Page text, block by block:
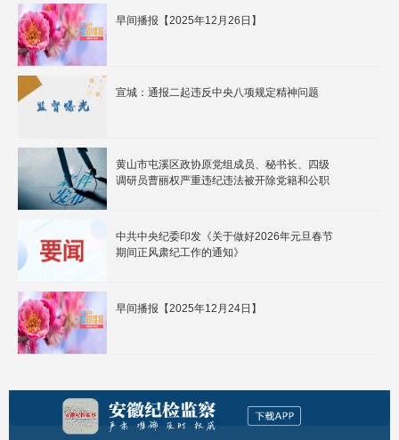
早间播报【2025年12月26日】
宣城：通报二起违反中央八项规定精神问题
黄山市屯溪区政协原党组成员、秘书长、四级
调研员曹丽权严重违纪违法被开除党籍和公职
中共中央纪委印发《关于做好2026年元旦春节
期间正风肃纪工作的通知》
早间播报【2025年12月24日】